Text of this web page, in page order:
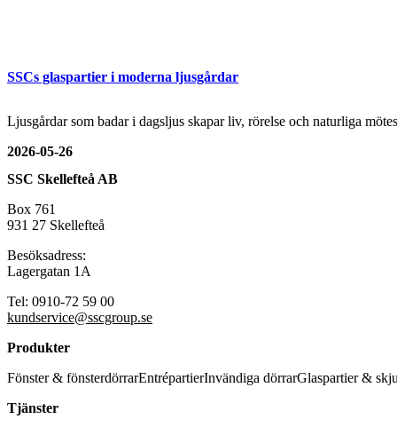
SSCs glaspartier i moderna ljusgårdar
Ljusgårdar som badar i dagsljus skapar liv, rörelse och naturliga
2026-05-26
SSC Skellefteå AB
Box 761
931 27 Skellefteå
Besöksadress:
Lagergatan 1A
Tel: 0910-72 59 00
kundservice@sscgroup.se
Produkter
Fönster & fönsterdörrarEntrépartierInvändiga dörrarGlaspartier &
Tjänster